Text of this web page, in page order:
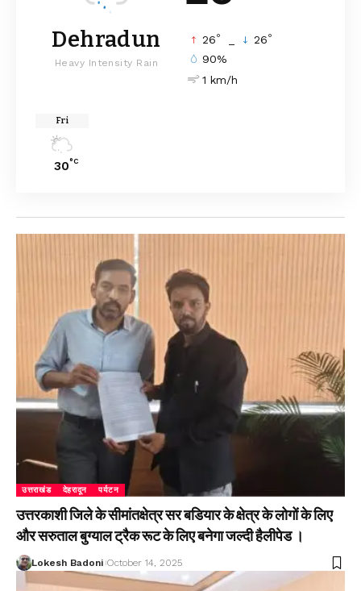
Dehradun
Heavy Intensity Rain
26° 26°
90%
1 km/h
Fri
30°C
उत्तराखंड देहरादून पर्यटन
उत्तरकाशी जिले के सीमांतक्षेत्र सर बडियार के क्षेत्र के लोगों के लिए
और सरुताल बुग्याल ट्रैक रूट के लिए बनेगा जल्दी हैलीपेड ।
Lokesh Badoni October 14, 2025